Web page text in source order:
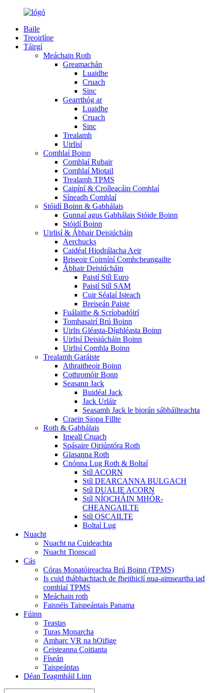
Baile
Treoirlíne
Táirgí
Meáchain Roth
Greamachán
Luaidhe
Cruach
Sinc
Gearrthóg ar
Luaidhe
Cruach
Sinc
Trealamh
Uirlisí
Comhlaí Boinn
Comhlaí Rubair
Comhlaí Miotail
Trealamh TPMS
Caipíní & Croíleacáin Comhlaí
Síneadh Comhlaí
Stóidí Boinn & Gabhálais
Gunnaí agus Gabhálais Stóide Boinn
Stóidí Boinn
Uirlisí & Ábhair Deisiúcháin
Aerchucks
Caidéal Hiodrálacha Aeir
Briseoir Coirníní Comhcheangailte
Ábhair Deisiúcháin
Paistí Stíl Euro
Paistí Stíl SAM
Cuir Séalaí Isteach
Breiseán Paiste
Fuálaithe & Scríobadóirí
Tomhasairí Brú Boinn
Uirlis Gléasta-Díghléasta Boinn
Uirlisí Deisiúcháin Boinn
Uirlisí Comhla Boinn
Trealamh Garáiste
Athraitheoir Boinn
Cothromóir Bonn
Seasann Jack
Buidéal Jack
Jack Urláir
Seasamh Jack le biorán sábháilteachta
Craein Siopa Fillte
Roth & Gabhálais
Imeall Cruach
Spásaire Oiriúntóra Roth
Glasanna Roth
Cnónna Lug Roth & Boltaí
Stíl ACORN
Stíl DEARCANNA BULGACH
Stíl DUALIE ACORN
Stíl NÍOCHÁIN MHÓR-
CHEANGAILTE
Stíl OSCAILTE
Boltaí Lug
Nuacht
Nuacht na Cuideachta
Nuacht Tionscail
Cás
Córas Monatóireachta Brú Boinn (TPMS)
Is cuid thábhachtach de fheithiclí nua-aimseartha iad
comhlaí TPMS
Meáchain roth
Faisnéis Taispeántais Panama
Fúinn
Teastas
Turas Monarcha
Amharc VR na hOifige
Ceisteanna Coitianta
Físeán
Taispeántas
Déan Teagmháil Linn